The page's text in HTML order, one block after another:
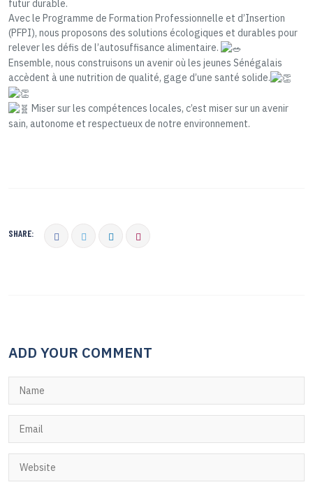
futur durable.
Avec le Programme de Formation Professionnelle et d’Insertion
(PFPI), nous proposons des solutions écologiques et durables pour
relever les défis de l’autosuffisance alimentaire.
Ensemble, nous construisons un avenir où les jeunes Sénégalais
accèdent à une nutrition de qualité, gage d’une santé solide.
Miser sur les compétences locales, c’est miser sur un avenir
sain, autonome et respectueux de notre environnement.
SHARE:
ADD YOUR COMMENT